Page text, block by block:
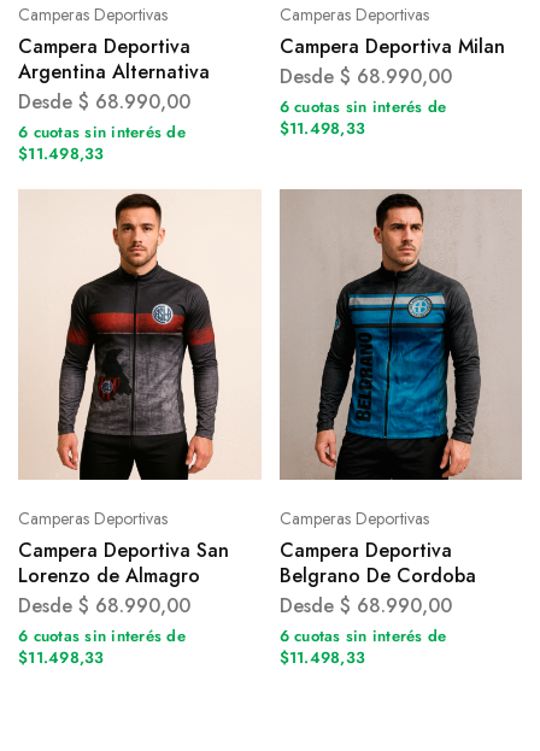
Camperas Deportivas
Campera Deportiva
Argentina Alternativa
Desde $ 68.990,00
6 cuotas sin interés de
$11.498,33
Camperas Deportivas
Campera Deportiva Milan
Desde $ 68.990,00
6 cuotas sin interés de
$11.498,33
Camperas Deportivas
Campera Deportiva San
Lorenzo de Almagro
Desde $ 68.990,00
6 cuotas sin interés de
$11.498,33
Camperas Deportivas
Campera Deportiva
Belgrano De Cordoba
Desde $ 68.990,00
6 cuotas sin interés de
$11.498,33